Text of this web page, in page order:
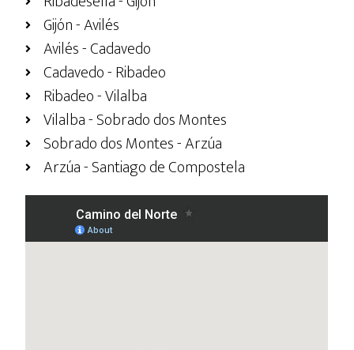
Gijón - Avilés
Avilés - Cadavedo
Cadavedo - Ribadeo
Ribadeo - Vilalba
Vilalba - Sobrado dos Montes
Sobrado dos Montes - Arzúa
Arzúa - Santiago de Compostela